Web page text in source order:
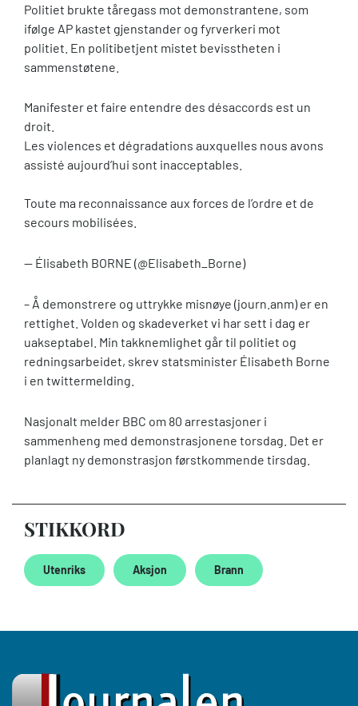
Politiet brukte tåregass mot demonstrantene, som
ifølge AP kastet gjenstander og fyrverkeri mot
politiet. En politibetjent mistet bevisstheten i
sammenstøtene.
Manifester et faire entendre des désaccords est un
droit.
Les violences et dégradations auxquelles nous avons
assisté aujourd’hui sont inacceptables.
Toute ma reconnaissance aux forces de l’ordre et de
secours mobilisées.
— Élisabeth BORNE (@Elisabeth_Borne)
– Å demonstrere og uttrykke misnøye (journ.anm) er en
rettighet. Volden og skadeverket vi har sett i dag er
uakseptabel. Min takknemlighet går til politiet og
redningsarbeidet, skrev statsminister Élisabeth Borne
i en twittermelding.
Nasjonalt melder BBC om 80 arrestasjoner i
sammenheng med demonstrasjonene torsdag. Det er
planlagt ny demonstrasjon førstkommende tirsdag.
STIKKORD
Utenriks Aksjon Brann